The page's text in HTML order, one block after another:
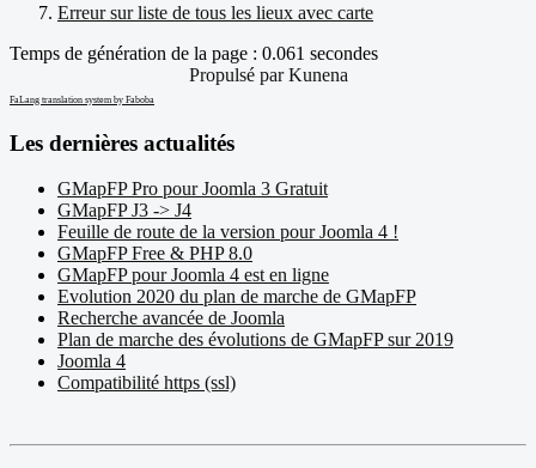
Erreur sur liste de tous les lieux avec carte
Temps de génération de la page : 0.061 secondes
Propulsé parKunena
FaLang translation system by Faboba
Les dernières actualités
GMapFP Pro pour Joomla 3 Gratuit
GMapFP J3 -> J4
Feuille de route de la version pour Joomla 4 !
GMapFP Free & PHP 8.0
GMapFP pour Joomla 4 est en ligne
Evolution 2020 du plan de marche de GMapFP
Recherche avancée de Joomla
Plan de marche des évolutions de GMapFP sur 2019
Joomla 4
Compatibilité https (ssl)